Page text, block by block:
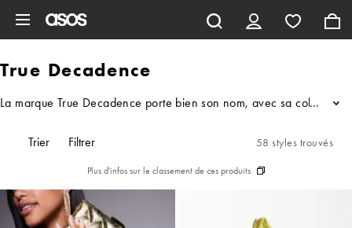
True Decadence
La marque True Decadence porte bien son nom, avec sa ...
Trier Filtrer 58 styles trouvés
Plus d'infos sur le classement de ces produits